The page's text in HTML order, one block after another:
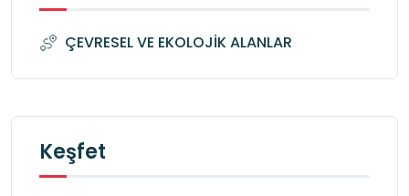
ÇEVRESEL VE EKOLOJİK ALANLAR
Keşfet